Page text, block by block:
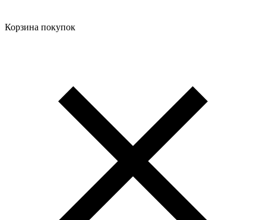
Корзина покупок